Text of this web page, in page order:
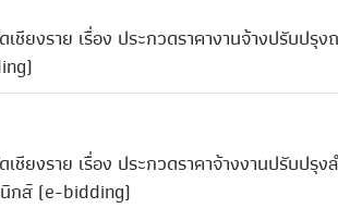
ชียงราย เรื่อง ประกวดราคางานจ้างปรับป
ยงราย เรื่อง ประกวดราคาจ้างงานปรับป
นิกส์ (e-bidding)